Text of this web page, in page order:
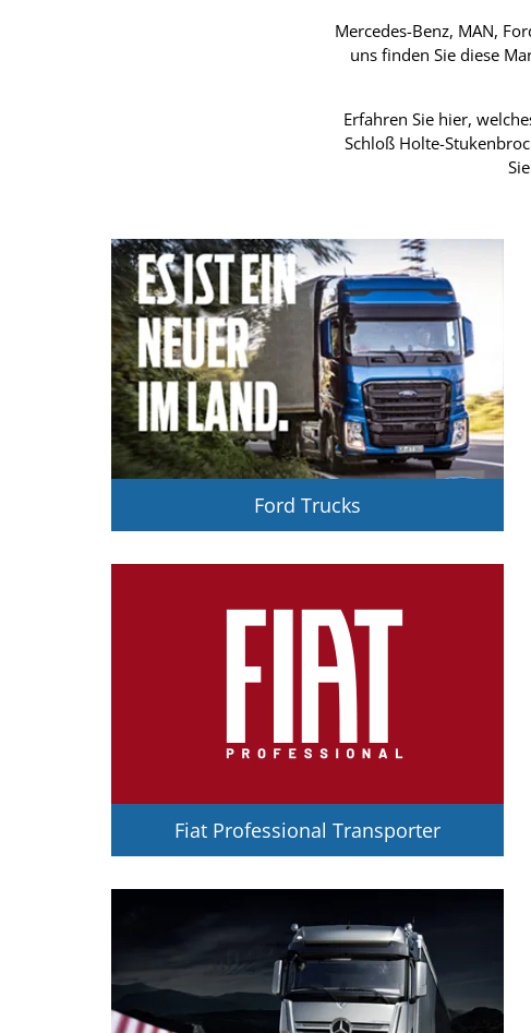
Mercedes-Benz, MAN,
uns finden Sie diese
Erfahren Sie hier,
Schloß Holte-
Ford Trucks
Fiat Professional Transporter